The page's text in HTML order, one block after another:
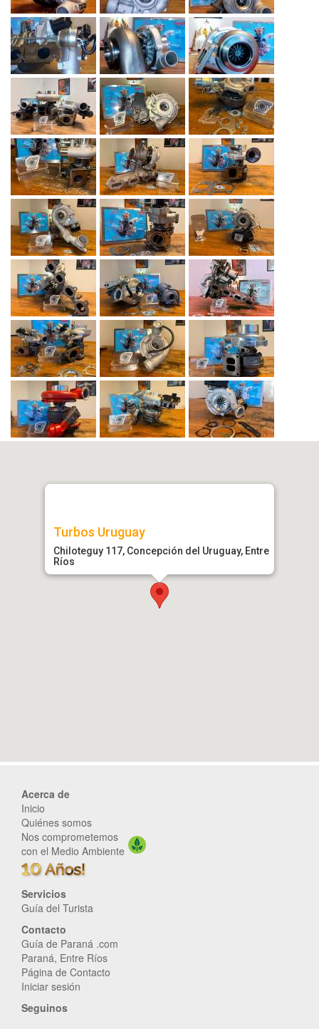
Turbos Uruguay
Chiloteguy 117, Concepción del Uruguay, Entre
Ríos
Acerca de
Inicio
Quiénes somos
Nos comprometemos
con el Medio Ambiente
Servicios
Guía del Turista
Contacto
Guía de Paraná .com
Paraná, Entre Ríos
Página de Contacto
Iniciar sesión
Seguinos